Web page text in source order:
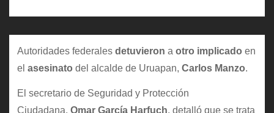
Autoridades federales detuvieron a otro implicado en
el asesinato del alcalde de Uruapan, Carlos Manzo.
El secretario de Seguridad y Protección
Ciudadana, Omar García Harfuch, detalló que se trata